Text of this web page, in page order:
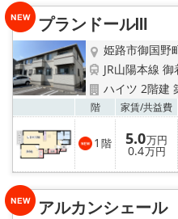
プランドールⅢ
姫路市御国野
JR山陽本線
ハイツ 2階建
階 家賃/共益費
1 階 5.0万円
0.4万円
アルカンシェール